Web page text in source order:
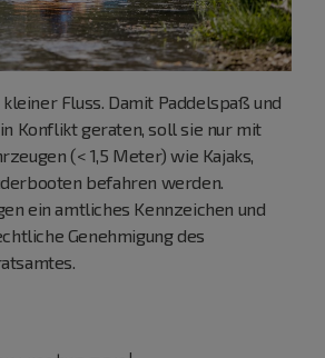
Fluss. Damit Paddelspaß und
Konflikt geraten, soll sie nur mit
(< 1,5 Meter) wie Kajaks,
befahren werden.
ein amtliches Kennzeichen und
Genehmigung des